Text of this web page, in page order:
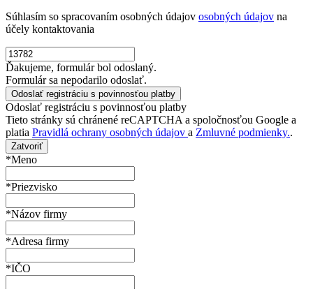
Súhlasím so spracovaním osobných údajov osobných údajov na
účely kontaktovania
Ďakujeme, formulár bol odoslaný.
Formulár sa nepodarilo odoslať.
Odoslať registráciu s povinnosťou platby
Tieto stránky sú chránené reCAPTCHA a spoločnosťou Google a
platia Pravidlá ochrany osobných údajov a Zmluvné podmienky..
Zatvoriť
*Meno
*Priezvisko
*Názov firmy
*Adresa firmy
*IČO